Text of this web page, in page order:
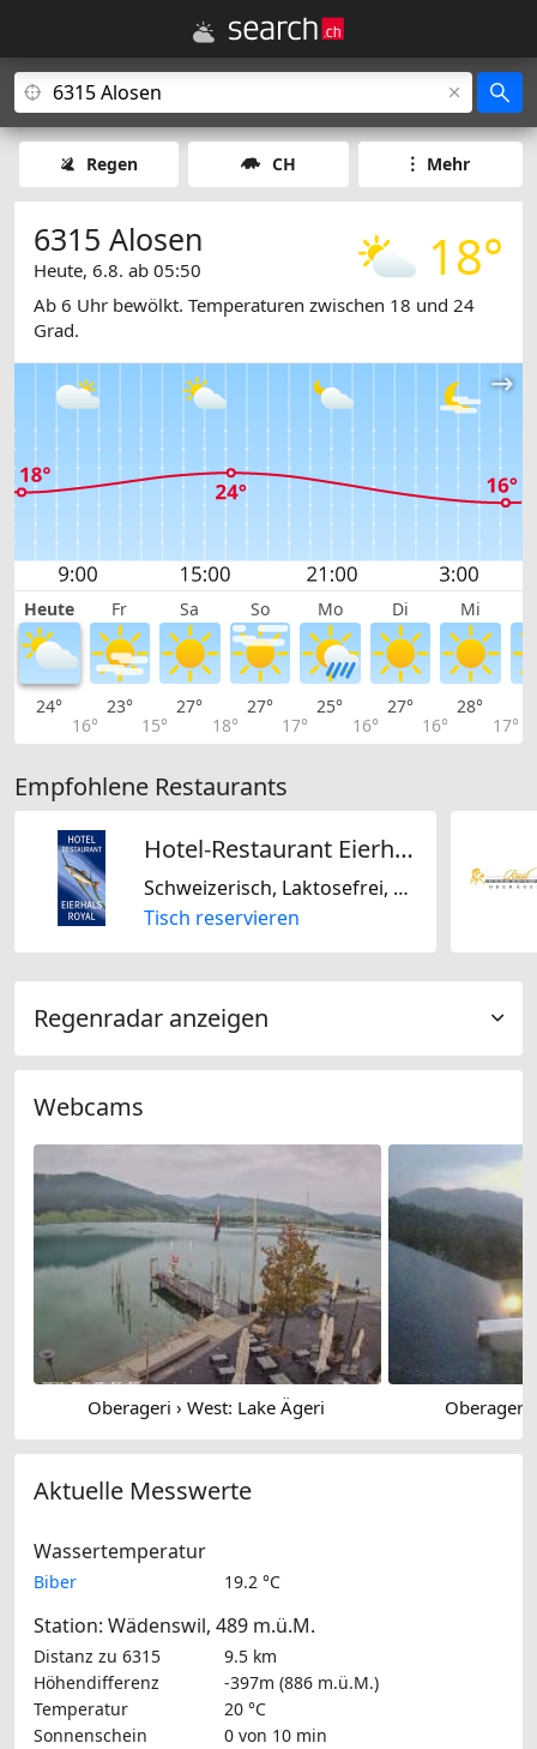
Regen CH Mehr
18°
6315 Alosen
Heute, 6.8. ab 05:50
Ab 6 Uhr bewölkt. Temperaturen zwischen 18 und 24
Grad.
Heute Fr Sa So Mo Di Mi
24°
16°
23°
15°
27°
18°
27°
17°
25°
16°
27°
16°
28°
17°
Empfohlene Restaurants
Hotel-Restaurant Eierhals Royal
Schweizerisch, Laktosefrei, Glutenfrei
Tisch reservieren
Regenradar anzeigen
Webcams
Oberageri › West: Lake Ägeri Oberageri:
Aktuelle Messwerte
Wassertemperatur
Biber 19.2 °C
Station: Wädenswil, 489 m.ü.M.
Distanz zu 6315
9.5 km
Höhendifferenz
-397m (886 m.ü.M.)
Temperatur
20 °C
Sonnenschein
0 von 10 min